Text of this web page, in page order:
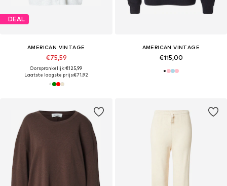
DEAL
AMERICAN VINTAGE
€75,59
Oorspronkelijk: €125,99
Laatste laagste prijs:€71,92
AMERICAN VINTAGE
€115,00